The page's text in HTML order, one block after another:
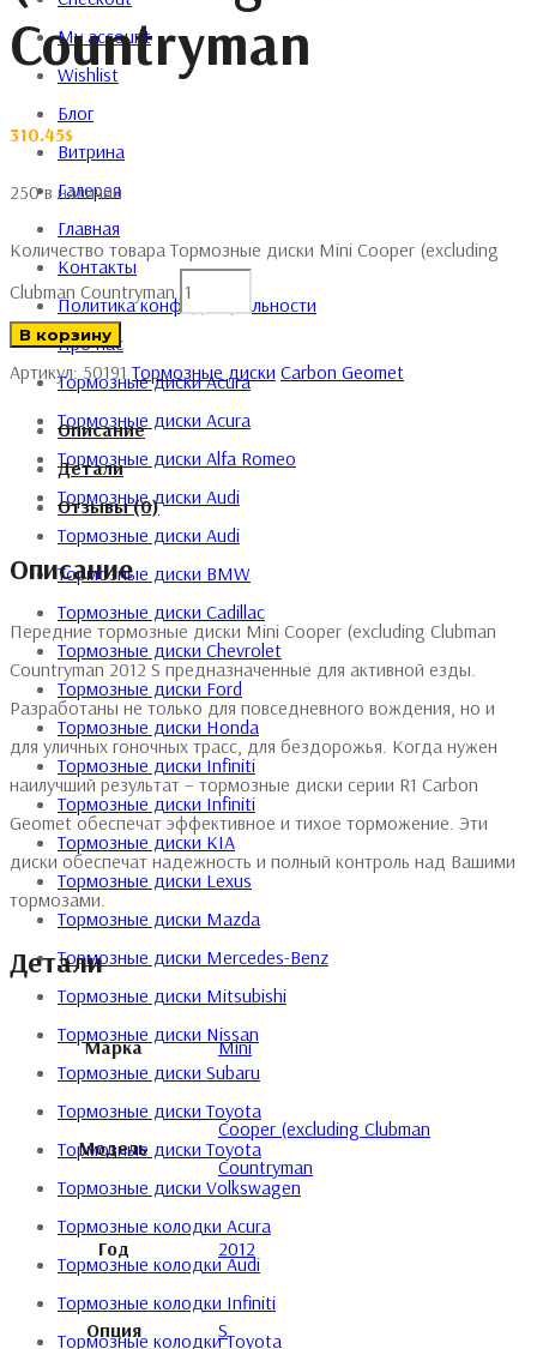
My account
Wishlist
Блог
Витрина
Галерея
Главная
Контакты
Политика конфиденциальности
Про нас
Тормозные диски Acura
Тормозные диски Acura
Тормозные диски Alfa Romeo
Тормозные диски Audi
Тормозные диски Audi
Тормозные диски BMW
Тормозные диски Cadillac
Тормозные диски Chevrolet
Тормозные диски Ford
Тормозные диски Honda
Тормозные диски Infiniti
Тормозные диски Infiniti
Тормозные диски KIA
Тормозные диски Lexus
Тормозные диски Mazda
Тормозные диски Mercedes-Benz
Тормозные диски Mitsubishi
Тормозные диски Nissan
Тормозные диски Subaru
Тормозные диски Toyota
Тормозные диски Toyota
Тормозные диски Volkswagen
Тормозные колодки Acura
Тормозные колодки Audi
Тормозные колодки Infiniti
Тормозные колодки Toyota
Countryman
310.45$
250 в наличии
Количество товара Тормозные диски Mini Cooper (excluding
Clubman Countryman
В корзину
Артикул: 50191 Тормозные диски Carbon Geomet
Описание
Детали
Отзывы (0)
Описание
Передние тормозные диски Mini Cooper (excluding Clubman
Countryman 2012 S предназначенные для активной езды.
Разработаны не только для повседневного вождения, но и
для уличных гоночных трасс, для бездорожья. Когда нужен
наилучший результат – тормозные диски серии R1 Carbon
Geomet обеспечат эффективное и тихое торможение. Эти
диски обеспечат надежность и полный контроль над Вашими
тормозами.
Детали
Марка Mini
Модель
Cooper (excluding Clubman
Countryman
Год 2012
Опция S